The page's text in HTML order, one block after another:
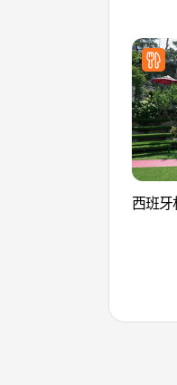
西班牙